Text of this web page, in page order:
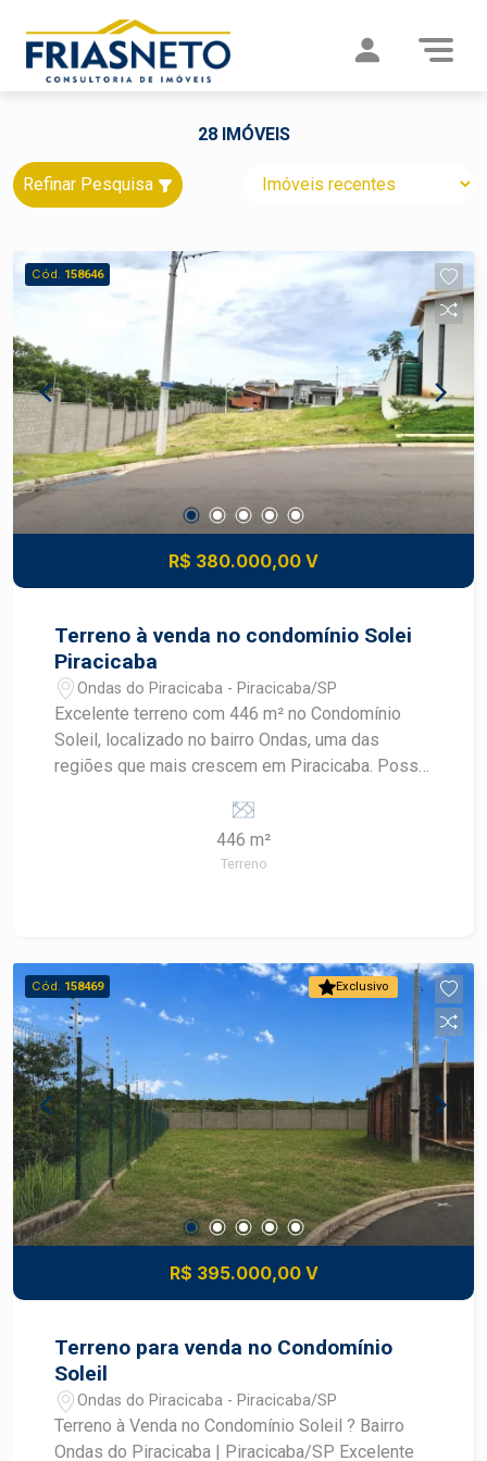
28 IMÓVEIS
Refinar Pesquisa
Cód. 158646
R$ 380.000,00 V
Terreno à venda no condomínio Solei
Piracicaba
Ondas do Piracicaba - Piracicaba/SP
Excelente terreno com 446 m² no Condomínio
Soleil, localizado no bairro Ondas, uma das
regiões que mais crescem em Piracicaba. Possui
projetos modernos e diferenciados. Destaques
do lote: 446 m² Vista para área verde Declive
lateral Condomínio fechado Região em
sem juros Estuda permuta com imóvel de maior
ou menor valor Aceita financiamento bancário
Agende uma visita e conheça esta excelente
oportunidade.
446 m²
Terreno
Exclusivo
Cód. 158469
R$ 395.000,00 V
Terreno para venda no Condomínio
Soleil
Ondas do Piracicaba - Piracicaba/SP
Terreno à Venda no Condomínio Soleil ? Bairro
Ondas do Piracicaba | Piracicaba/SP Excelente